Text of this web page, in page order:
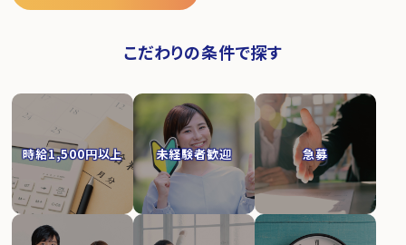
こだわりの条件で探す
時給1,500円以上 未経験者歓迎 急募